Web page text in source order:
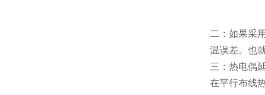
二：如果采
温误差。也
三：热电偶
在平行布线